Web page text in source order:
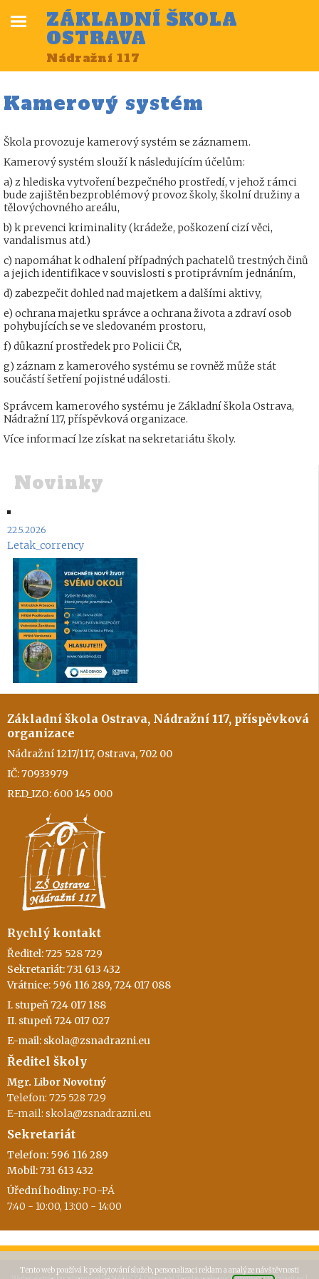
ZÁKLADNÍ ŠKOLA
OSTRAVA
Nádražní 117
Kamerový systém
Škola provozuje kamerový systém se záznamem.
Kamerový systém slouží k následujícím účelům:
a) z hlediska vytvoření bezpečného prostředí, v jehož rámci
bude zajištěn bezproblémový provoz školy, školní družiny a
tělovýchovného areálu,
b) k prevenci kriminality (krádeže, poškození cizí věci,
vandalismus atd.)
c) napomáhat k odhalení případných pachatelů trestných činů
a jejich identifikace v souvislosti s protiprávním jednáním,
d) zabezpečit dohled nad majetkem a dalšími aktivy,
e) ochrana majetku správce a ochrana života a zdraví osob
pohybujících se ve sledovaném prostoru,
f) důkazní prostředek pro Policii ČR,
g) záznam z kamerového systému se rovněž může stát
součástí šetření pojistné události.
Správcem kamerového systému je Základní škola Ostrava,
Nádražní 117, příspěvková organizace.
Více informací lze získat na sekretariátu školy.
Novinky
22.5.2026
Letak_corrency
Základní škola Ostrava, Nádražní 117, příspěvková
organizace
Nádražní 1217/117, Ostrava, 702 00
IČ: 70933979
RED_IZO: 600 145 000
Rychlý kontakt
Ředitel: 725 528 729
Sekretariát: 731 613 432
Vrátnice: 596 116 289, 724 017 088
I. stupeň 724 017 188
II. stupeň 724 017 027
E-mail: skola@zsnadrazni.eu
Ředitel školy
Mgr. Libor Novotný
Telefon: 725 528 729
E-mail: skola@zsnadrazni.eu
Sekretariát
Telefon: 596 116 289
Mobil: 731 613 432
Úřední hodiny:PO-PÁ
7:40 - 10:00, 13:00 - 14:00
Tento web používá k poskytování služeb, personalizaci reklam a analýze návštěvnosti